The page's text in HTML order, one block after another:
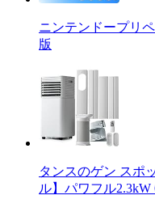
ニンテンドープリ
版
タンスのゲン スポ
ル】パワフル